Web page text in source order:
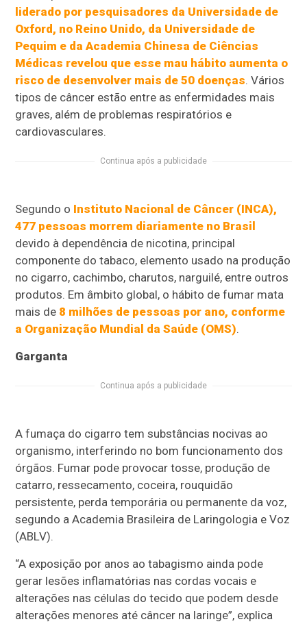
liderado por pesquisadores da Universidade de
Oxford, no Reino Unido, da Universidade de
Pequim e da Academia Chinesa de Ciências
Médicas revelou que esse mau hábito aumenta o
risco de desenvolver mais de 50 doenças. Vários
tipos de câncer estão entre as enfermidades mais
graves, além de problemas respiratórios e
cardiovasculares.
Continua após a publicidade
Segundo o Instituto Nacional de Câncer (INCA),
477 pessoas morrem diariamente no Brasil
devido à dependência de nicotina, principal
componente do tabaco, elemento usado na produção
no cigarro, cachimbo, charutos, narguilé, entre outros
produtos. Em âmbito global, o hábito de fumar mata
mais de 8 milhões de pessoas por ano, conforme
a Organização Mundial da Saúde (OMS).
Garganta
Continua após a publicidade
A fumaça do cigarro tem substâncias nocivas ao
organismo, interferindo no bom funcionamento dos
órgãos. Fumar pode provocar tosse, produção de
catarro, ressecamento, coceira, rouquidão
persistente, perda temporária ou permanente da voz,
segundo a Academia Brasileira de Laringologia e Voz
(ABLV).
“A exposição por anos ao tabagismo ainda pode
gerar lesões inflamatórias nas cordas vocais e
alterações nas células do tecido que podem desde
alterações menores até câncer na laringe”, explica